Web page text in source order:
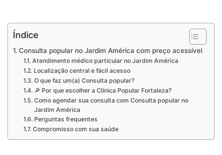
Índice
Consulta popular no Jardim América com preço acessível
Atendimento médico particular no Jardim América
Localização central e fácil acesso
O que faz um(a) Consulta popular?
🔎 Por que escolher a Clínica Popular Fortaleza?
Como agendar sua consulta com Consulta popular no
Jardim América
Perguntas frequentes
Compromisso com sua saúde